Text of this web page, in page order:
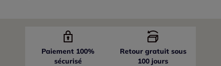
Paiement 100%
sécurisé
Retour gratuit sous
100 jours